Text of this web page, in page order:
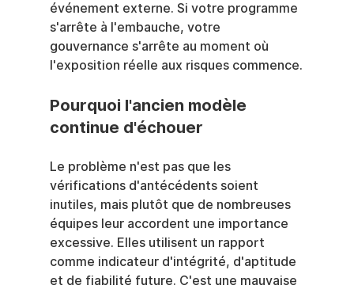
événement externe. Si votre programme
s'arrête à l'embauche, votre
gouvernance s'arrête au moment où
l'exposition réelle aux risques commence.
Pourquoi l'ancien modèle
continue d'échouer
Le problème n'est pas que les
vérifications d'antécédents soient
inutiles, mais plutôt que de nombreuses
équipes leur accordent une importance
excessive. Elles utilisent un rapport
comme indicateur d'intégrité, d'aptitude
et de fiabilité future. C'est une mauvaise